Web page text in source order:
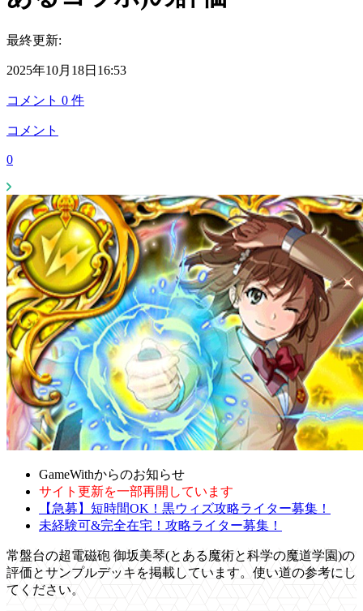
最終更新:
2025年10月18日16:53
コメント 0 件
コメント
0
GameWithからのお知らせ
サイト更新を一部再開しています
【急募】短時間OK！黒ウィズ攻略ライター募集！
未経験可&完全在宅！攻略ライター募集！
常盤台の超電磁砲 御坂美琴(とある魔術と科学の魔道学園)の
評価とサンプルデッキを掲載しています。使い道の参考にし
てください。